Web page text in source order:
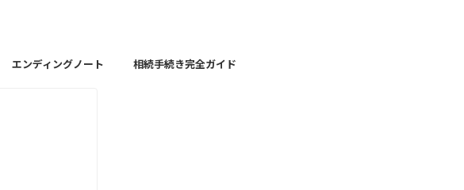
エンディングノート 相続手続き完全ガイド